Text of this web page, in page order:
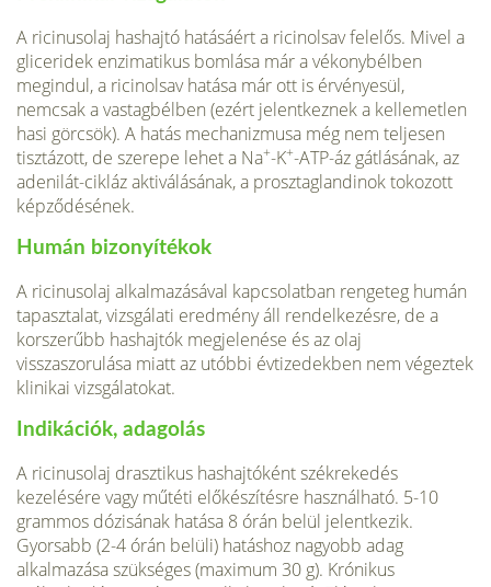
A ricinusolaj hashajtó hatásáért a ricinolsav felelős. Mivel a
gliceridek enzimatikus bom­lása már a vékonybélben
megindul, a ricinolsav hatása már ott is érvényesül,
nemcsak a vastagbélben (ezért jelentkeznek a kellemetlen
hasi görcsök). A hatás mechanizmusa még nem teljesen
tisztázott, de szerepe lehet a Na+-K+-ATP-áz gátlásának, az
adenilát-cikláz aktiválásának, a prosztaglandinok tokozott
képződésének.
Humán bizonyítékok
A ricinusolaj alkalmazásával kapcsolatban rengeteg humán
tapasztalat, vizsgálati ered­mény áll rendelkezésre, de a
korszerűbb hashajtók megjelenése és az olaj
visszaszorulása miatt az utóbbi évtizedekben nem végeztek
klinikai vizsgálatokat.
Indikációk, adagolás
A ricinusolaj drasztikus hashajtóként székrekedés
kezelésére vagy műtéti előkészítésre használható. 5-10
grammos dózisának hatása 8 órán belül jelentkezik.
Gyorsabb (2-4 órán belüli) hatáshoz nagyobb adag
alkalmazása szükséges (maximum 30 g). Krónikus